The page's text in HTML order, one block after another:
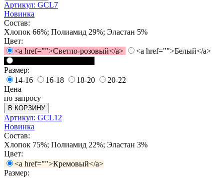
Артикул: GCL7
Новинка
Состав:
Хлопок 66%; Полиамид 29%; Эластан 5%
Цвет:
<a href="">Светло-розовый</a>
<a href="">Белый</a>
Размер:
14-16
16-18 18-20
20-22
Цена
по запросу
В КОРЗИНУ
Артикул: GCL12
Новинка
Состав:
Хлопок 75%; Полиамид 22%; Эластан 3%
Цвет:
<a href="">Кремовый</a>
Размер: